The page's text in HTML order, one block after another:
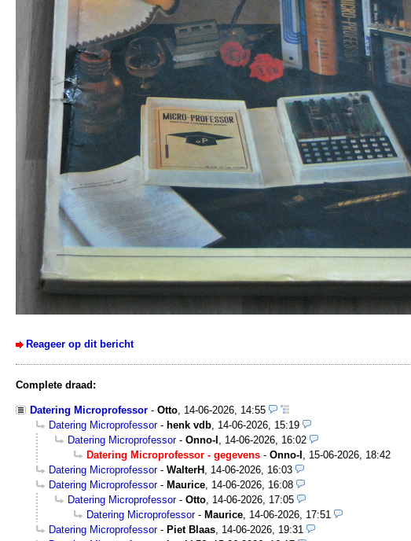
Reageer op dit bericht
Complete draad:
Datering Microprofessor - Otto, 14-06-2026, 14:55
Datering Microprofessor- henk vdb, 14-06-2026, 15:19
Datering Microprofessor- Onno-I , 14-06-2026, 16:02
Datering Microprofessor - gegevens - Onno-I , 15-06-2026, 18:42
Datering Microprofessor- WalterH , 14-06-2026, 16:03
Datering Microprofessor- Maurice, 14-06-2026, 16:08
Datering Microprofessor- Otto, 14-06-2026, 17:05
Datering Microprofessor- Maurice, 14-06-2026, 17:51
Datering Microprofessor- Piet Blaas, 14-06-2026, 19:31